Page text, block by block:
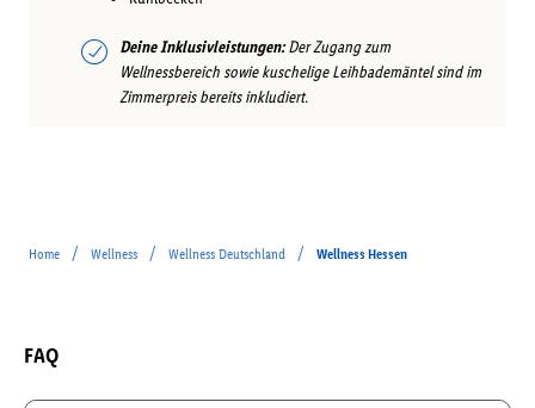
Deine Inklusivleistungen:Der Zugang zum
Wellnessbereich sowie kuschelige Leihbademäntel sind im
Zimmerpreis bereits inkludiert.
Home / Wellness / Wellness Deutschland / Wellness Hessen
FAQ